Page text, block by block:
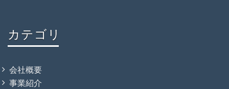
カテゴリ
会社概要
事業紹介